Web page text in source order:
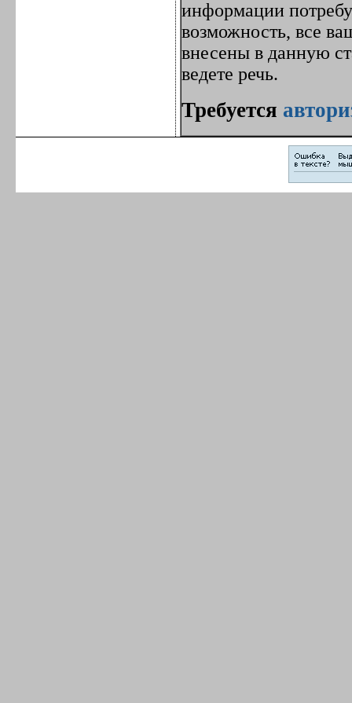
информации
возможность, все
внесены в данную
ведете речь.
Требуется